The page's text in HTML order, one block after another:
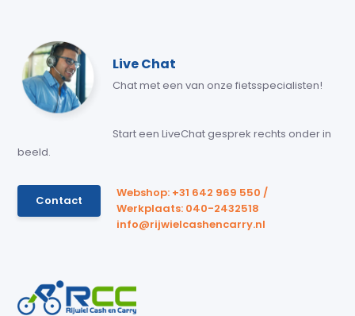
Live Chat
Chat met een van onze fietsspecialisten!
Start een LiveChat gesprek rechts onder in
beeld.
Contact
Webshop: +31 642 969 550 /
Werkplaats: 040-2432518
info@rijwielcashencarry.nl